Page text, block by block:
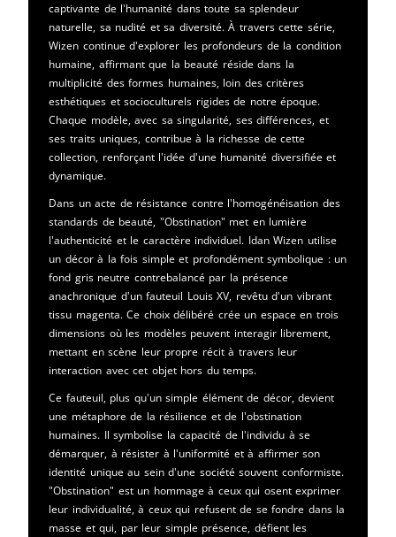
captivante de l'humanité dans toute sa splendeur
naturelle, sa nudité et sa diversité. À travers cette série,
Wizen continue d'explorer les profondeurs de la condition
humaine, affirmant que la beauté réside dans la
multiplicité des formes humaines, loin des critères
esthétiques et socioculturels rigides de notre époque.
Chaque modèle, avec sa singularité, ses différences, et
ses traits uniques, contribue à la richesse de cette
collection, renforçant l'idée d'une humanité diversifiée et
dynamique.
Dans un acte de résistance contre l'homogénéisation des
standards de beauté, "Obstination" met en lumière
l'authenticité et le caractère individuel. Idan Wizen utilise
un décor à la fois simple et profondément symbolique : un
fond gris neutre contrebalancé par la présence
anachronique d'un fauteuil Louis XV, revêtu d'un vibrant
tissu magenta. Ce choix délibéré crée un espace en trois
dimensions où les modèles peuvent interagir librement,
mettant en scène leur propre récit à travers leur
interaction avec cet objet hors du temps.
Ce fauteuil, plus qu'un simple élément de décor, devient
une métaphore de la résilience et de l'obstination
humaines. Il symbolise la capacité de l'individu à se
démarquer, à résister à l'uniformité et à affirmer son
identité unique au sein d'une société souvent conformiste.
"Obstination" est un hommage à ceux qui osent exprimer
leur individualité, à ceux qui refusent de se fondre dans la
masse et qui, par leur simple présence, défient les